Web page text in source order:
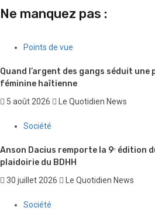
Ne manquez pas :
Points de vue
Quand l’argent des gangs séduit une
féminine haïtienne
5 août 2026 Le Quotidien News
Société
Anson Dacius remporte la 9ᵉ édition
plaidoirie du BDHH
30 juillet 2026 Le Quotidien News
Société